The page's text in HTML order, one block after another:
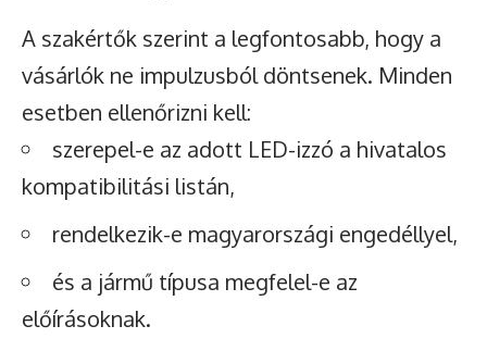
A szakértők szerint a legfontosabb, hogy a
vásárlók ne impulzusból döntsenek. Minden
esetben ellenőrizni kell:
szerepel-e az adott LED-izzó a hivatalos
kompatibilitási listán,
rendelkezik-e magyarországi engedéllyel,
és a jármű típusa megfelel-e az
előírásoknak.